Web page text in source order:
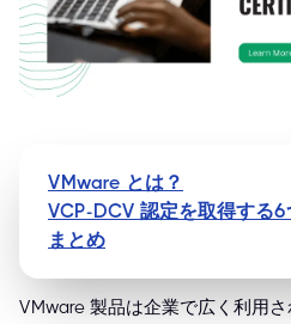
VMware とは？
VCP-DCV 認定を取得する6
まとめ
VMware 製品は企業で広く利用